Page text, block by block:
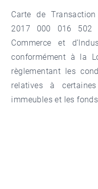
Carte de
2017 000 016 502
Commerce et
conformément à la
règlementant les
relatives à
immeubles et les